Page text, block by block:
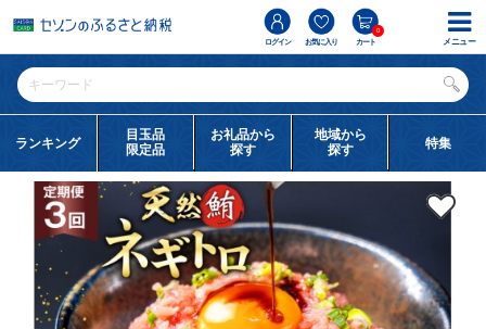
ログイン お気に入り カート
0
ランキング
目玉品
限定品
お礼品から
探す
地域から
探す
特集
メニュー